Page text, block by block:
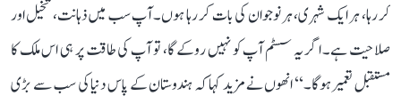
کر رہا، ہر ایک شہری، ہر نوجوان کی بات کر رہا ہوں۔ آپ سب میں ذہانت، تخیل اور
صلاحیت ہے۔ اگر یہ سسٹم آپ کو نہیں روکے گا، تو آپ کی طاقت پر ہی اس ملک کا
مستقبل تعمیر ہوگا۔‘‘ انھوں نے مزید کہا کہ ہندوستان کے پاس دنیا کی سب سے بڑی